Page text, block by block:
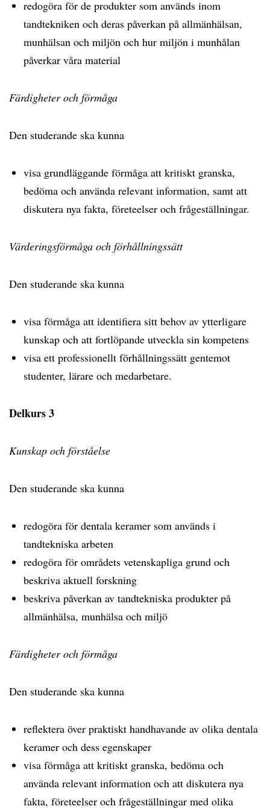
redogöra för de produkter som används inom
tandtekniken och deras påverkan på allmänhälsan,
munhälsan och miljön och hur miljön i munhålan
påverkar våra material
Färdigheter och förmåga
Den studerande ska kunna
visa grundläggande förmåga att kritiskt granska,
bedöma och använda relevant information, samt att
diskutera nya fakta, företeelser och frågeställningar.
Värderingsförmåga och förhållningssätt
Den studerande ska kunna
visa förmåga att identifiera sitt behov av ytterligare
kunskap och att fortlöpande utveckla sin kompetens
visa ett professionellt förhållningssätt gentemot
studenter, lärare och medarbetare.
Delkurs 3
Kunskap och förståelse
Den studerande ska kunna
redogöra för dentala keramer som används i
tandtekniska arbeten
redogöra för områdets vetenskapliga grund och
beskriva aktuell forskning
beskriva påverkan av tandtekniska produkter på
allmänhälsa, munhälsa och miljö
Färdigheter och förmåga
Den studerande ska kunna
reflektera över praktiskt handhavande av olika dentala
keramer och dess egenskaper
visa förmåga att kritiskt granska, bedöma och
använda relevant information och att diskutera nya
fakta, företeelser och frågeställningar med olika